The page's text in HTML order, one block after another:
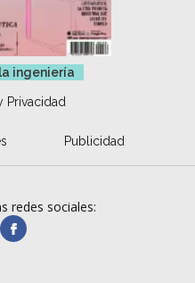
ingeniería
Privacidad
Publicidad
redes sociales:
manufacturaGE